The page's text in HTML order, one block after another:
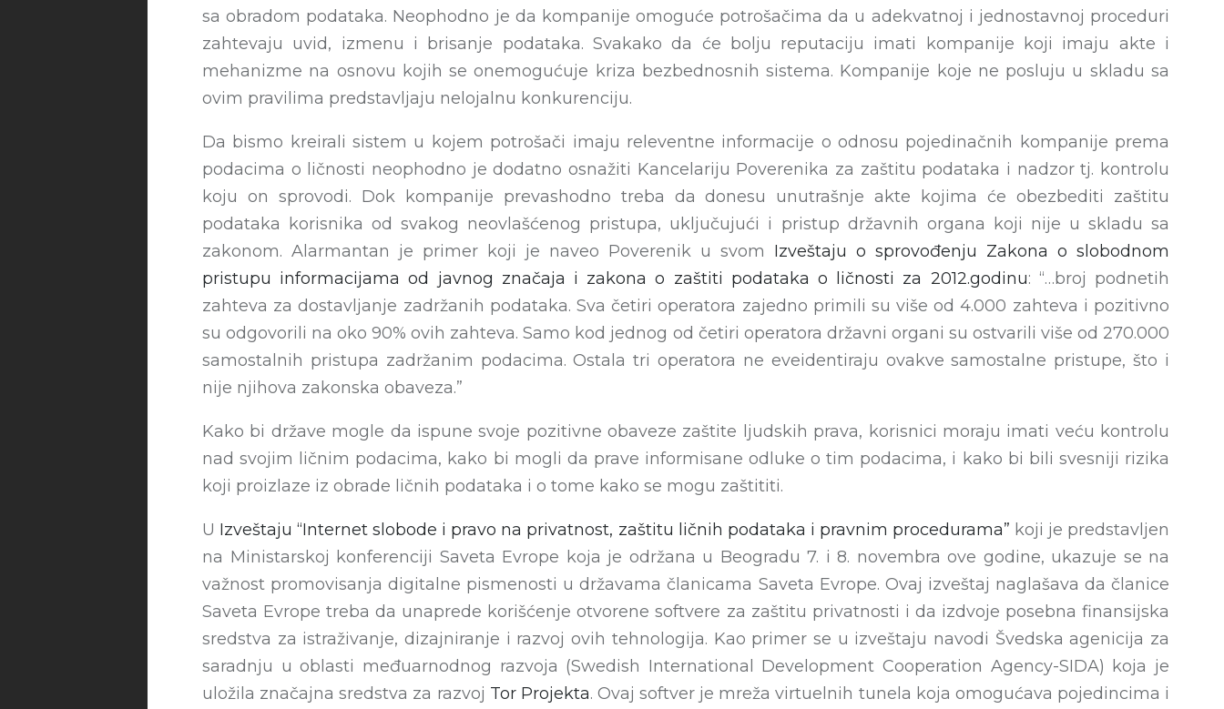
sa obradom podataka. Neophodno je da kompanije omoguće potrošačima da u adekvatnoj i jednostavnoj proceduri
zahtevaju uvid, izmenu i brisanje podataka. Svakako da će bolju reputaciju imati kompanije koji imaju akte i
mehanizme na osnovu kojih se onemogućuje kriza bezbednosnih sistema. Kompanije koje ne posluju u skladu sa
ovim pravilima predstavljaju nelojalnu konkurenciju.
Da bismo kreirali sistem u kojem potrošači imaju releventne informacije o odnosu pojedinačnih kompanije prema
podacima o ličnosti neophodno je dodatno osnažiti Kancelariju Poverenika za zaštitu podataka i nadzor tj. kontrolu
koju on sprovodi. Dok kompanije prevashodno treba da donesu unutrašnje akte kojima će obezbediti zaštitu
podataka korisnika od svakog neovlašćenog pristupa, uključujući i pristup državnih organa koji nije u skladu sa
zakonom. Alarmantan je primer koji je naveo Poverenik u svom Izveštaju o sprovođenju Zakona o slobodnom
pristupu informacijama od javnog značaja i zakona o zaštiti podataka o ličnosti za 2012.godinu: “…broj podnetih
zahteva za dostavljanje zadržanih podataka. Sva četiri operatora zajedno primili su više od 4.000 zahteva i pozitivno
su odgovorili na oko 90% ovih zahteva. Samo kod jednog od četiri operatora državni organi su ostvarili više od 270.000
samostalnih pristupa zadržanim podacima. Ostala tri operatora ne eveidentiraju ovakve samostalne pristupe, što i
nije njihova zakonska obaveza.”
Kako bi države mogle da ispune svoje pozitivne obaveze zaštite ljudskih prava, korisnici moraju imati veću kontrolu
nad svojim ličnim podacima, kako bi mogli da prave informisane odluke o tim podacima, i kako bi bili svesniji rizika
koji proizlaze iz obrade ličnih podataka i o tome kako se mogu zaštititi.
U Izveštaju “Internet slobode i pravo na privatnost, zaštitu ličnih podataka i pravnim procedurama” koji je predstavljen
na Ministarskoj konferenciji Saveta Evrope koja je održana u Beogradu 7. i 8. novembra ove godine, ukazuje se na
važnost promovisanja digitalne pismenosti u državama članicama Saveta Evrope. Ovaj izveštaj naglašava da članice
Saveta Evrope treba da unaprede korišćenje otvorene softvere za zaštitu privatnosti i da izdvoje posebna finansijska
sredstva za istraživanje, dizajniranje i razvoj ovih tehnologija. Kao primer se u izveštaju navodi Švedska agenicija za
saradnju u oblasti međuarnodnog razvoja (Swedish International Development Cooperation Agency-SIDA) koja je
uložila značajna sredstva za razvoj Tor Projekta. Ovaj softver je mreža virtuelnih tunela koja omogućava pojedincima i